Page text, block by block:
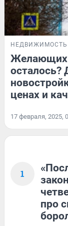
НЕДВИЖИМОСТЬ
Желающих
ценах и
17 февраля, 2025,
1
про